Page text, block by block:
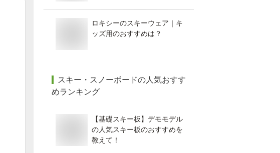
ロキシーのスキーウェア｜キ
ッズ用のおすすめは？
スキー・スノーボードの人気おすす
めランキング
【基礎スキー板】デモモデル
の人気スキー板のおすすめを
教えて！